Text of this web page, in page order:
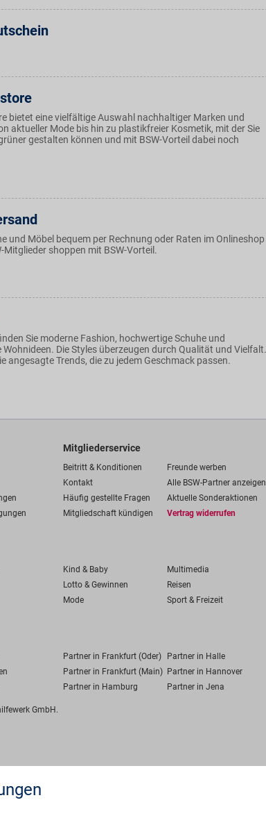
bietet eine vielfältige Auswahl nachhaltiger Marken und
aktueller Mode bis hin zu plastikfreier Kosmetik, mit der Sie
gestalten können und mit BSW-Vorteil dabei noch
und Möbel bequem per Rechnung oder Raten im Onlineshop
Mitglieder shoppen mit BSW-Vorteil.
Sie moderne Fashion, hochwertige Schuhe und
Wohnideen. Die Styles überzeugen durch Qualität und Vielfalt.
angesagte Trends, die zu jedem Geschmack passen.
Mitgliederservice
Beitritt & Konditionen
Freunde werben
Kontakt
Alle BSW-Partner anzeigen
Häufig gestellte Fragen
Aktuelle Sonderaktionen
Mitgliedschaft kündigen
Vertrag widerrufen
Kind & Baby
Multimedia
Lotto & Gewinnen
Reisen
Mode Sport & Freizeit
Partner in Frankfurt (Oder) Partner in Halle
Partner in Frankfurt (Main) Partner in Hannover
Partner in Hamburg Partner in Jena
GmbH.